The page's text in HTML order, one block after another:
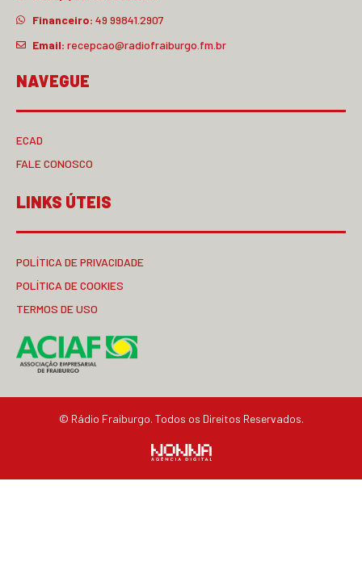
Financeiro: 49 99841.2907
Email: recepcao@radiofraiburgo.fm.br
NAVEGUE
ECAD
FALE CONOSCO
LINKS ÚTEIS
POLÍTICA DE PRIVACIDADE
POLÍTICA DE COOKIES
TERMOS DE USO
© Rádio Fraiburgo. Todos os Direitos Reservados.